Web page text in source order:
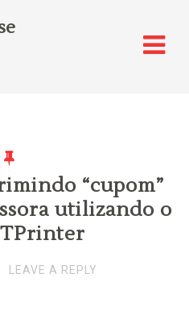
“cupom”
utilizando o
LEAVE A REPLY